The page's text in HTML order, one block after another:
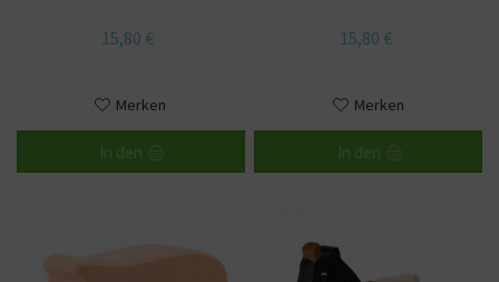
15,80 €
Merken
In den
15,80 €
Merken
In den